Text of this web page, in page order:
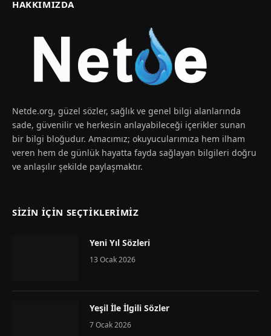
HAKKIMIZDA
Netde.org, güzel sözler, sağlık ve genel bilgi alanlarında
sade, güvenilir ve herkesin anlayabileceği içerikler sunan
bir bilgi bloğudur. Amacımız; okuyucularımıza hem ilham
veren hem de günlük hayatta fayda sağlayan bilgileri doğru
ve anlaşılır şekilde paylaşmaktır.
SIZIN İÇIN SEÇTIKLERIMIZ
Yeni Yıl Sözleri
13 Ocak 2026
Yeşil İle İlgili Sözler
7 Ocak 2026